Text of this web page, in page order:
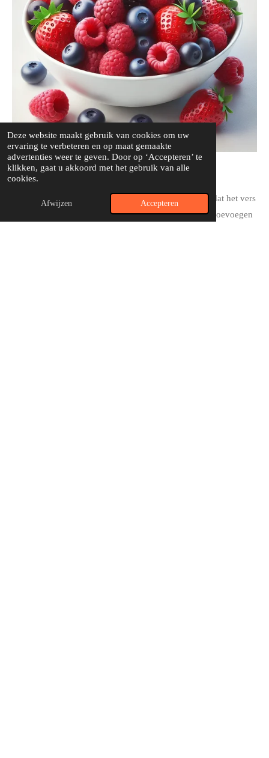
Deze website maakt gebruik van cookies om uw
ervaring te verbeteren en op maat gemaakte
advertenties weer te geven. Door op ‘Accepteren’ te
klikken, gaat u akkoord met het gebruik van alle
cookies.
Afwijzen Accepteren
Garnering
Voeg het rode fruit pas vlak voor het serveren toe, zodat het vers
en sappig blijft. Je kunt ook wat geraspte chocolade toevoegen